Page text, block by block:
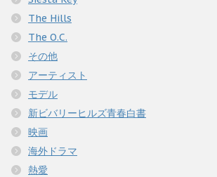
The Hills
The O.C.
その他
アーティスト
モデル
新ビバリーヒルズ青春白書
映画
海外ドラマ
熱愛